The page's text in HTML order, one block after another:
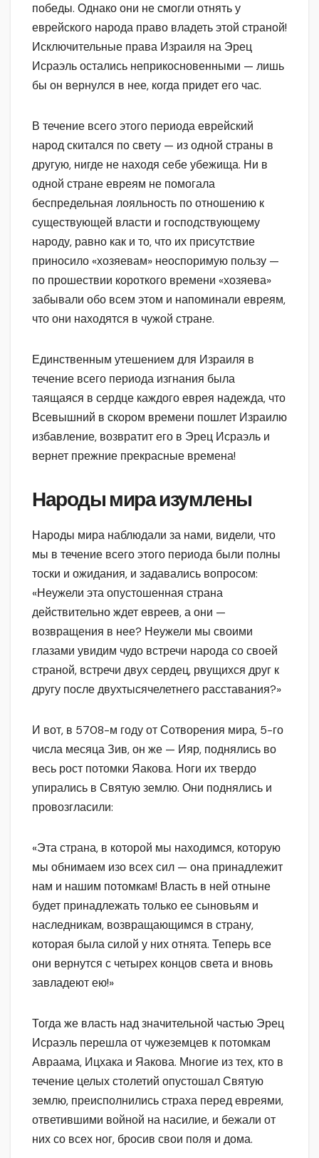
победы. Однако они не смогли отнять у
еврейского народа право владеть этой страной!
Исключительные права Израиля на Эрец
Исраэль остались неприкосновенными — лишь
бы он вернулся в нее, когда придет его час.
В течение всего этого периода еврейский
народ скитался по свету — из одной страны в
другую, нигде не находя себе убежища. Ни в
одной стране евреям не помогала
беспредельная лояльность по отношению к
существующей власти и господствующему
народу, равно как и то, что их присутствие
приносило «хозяевам» неоспоримую пользу —
по прошествии короткого времени «хозяева»
забывали обо всем этом и напоминали евреям,
что они находятся в чужой стране.
Единственным утешением для Израиля в
течение всего периода изгнания была
таящаяся в сердце каждого еврея надежда, что
Всевышний в скором времени пошлет Израилю
избавление, возвратит его в Эрец Исраэль и
вернет прежние прекрасные времена!
Народы мира изумлены
Народы мира наблюдали за нами, видели, что
мы в течение всего этого периода были полны
тоски и ожидания, и задавались вопросом:
«Неужели эта опустошенная страна
действительно ждет евреев, а они —
возвращения в нее? Неужели мы своими
глазами увидим чудо встречи народа со своей
страной, встречи двух сердец, рвущихся друг к
другу после двухтысячелетнего расставания?»
И вот, в 5708-м году от Сотворения мира, 5-го
числа месяца Зив, он же — Ияр, поднялись во
весь рост потомки Яакова. Ноги их твердо
упирались в Святую землю. Они поднялись и
провозгласили:
«Эта страна, в которой мы находимся, которую
мы обнимаем изо всех сил — она принадлежит
нам и нашим потомкам! Власть в ней отныне
будет принадлежать только ее сыновьям и
наследникам, возвращающимся в страну,
которая была силой у них отнята. Теперь все
они вернутся с четырех концов света и вновь
завладеют ею!»
Тогда же власть над значительной частью Эрец
Исраэль перешла от чужеземцев к потомкам
Авраама, Ицхака и Яакова. Многие из тех, кто в
течение целых столетий опустошал Святую
землю, преисполнились страха перед евреями,
ответившими войной на насилие, и бежали от
них со всех ног, бросив свои поля и дома.